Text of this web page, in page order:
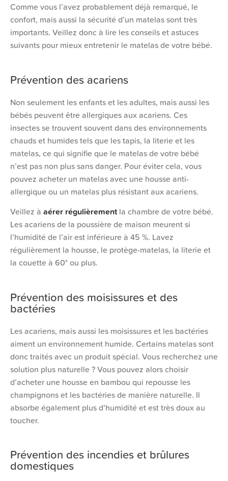
Comme vous l’avez probablement déjà remarqué, le
confort, mais aussi la sécurité d’un matelas sont très
importants. Veillez donc à lire les conseils et astuces
suivants pour mieux entretenir le matelas de votre bébé.
Prévention des acariens
Non seulement les enfants et les adultes, mais aussi les
bébés peuvent être allergiques aux acariens. Ces
insectes se trouvent souvent dans des environnements
chauds et humides tels que les tapis, la literie et les
matelas, ce qui signifie que le matelas de votre bébé
n’est pas non plus sans danger. Pour éviter cela, vous
pouvez acheter un matelas avec une housse anti-
allergique ou un matelas plus résistant aux acariens.
Veillez à aérer régulièrement la chambre de votre bébé.
Les acariens de la poussière de maison meurent si
l’humidité de l’air est inférieure à 45 %. Lavez
régulièrement la housse, le protège-matelas, la literie et
la couette à 60° ou plus.
Prévention des moisissures et des
bactéries
Les acariens, mais aussi les moisissures et les bactéries
aiment un environnement humide. Certains matelas sont
donc traités avec un produit spécial. Vous recherchez une
solution plus naturelle ? Vous pouvez alors choisir
d’acheter une housse en bambou qui repousse les
champignons et les bactéries de manière naturelle. Il
absorbe également plus d’humidité et est très doux au
toucher.
Prévention des incendies et brûlures
domestiques